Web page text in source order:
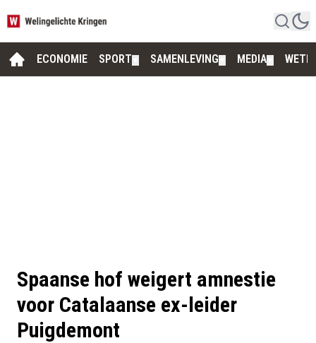
ECONOMIE SPORT SAMENLEVING MEDIA
Spaanse hof weigert amnestie
voor Catalaanse ex-leider
Puigdemont